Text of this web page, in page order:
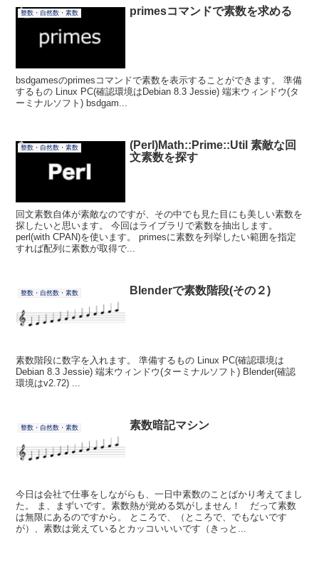
整数・自然数・素数 primesコマンドで素数を求める
bsdgamesのprimesコマンドで素数を表示することができます。 準備
するもの Linux PC(確認環境はDebian 8.3 Jessie) 端末ウィンドウ(タ
ーミナルソフト) bsdgam...
整数・自然数・素数
(Perl)Math::Prime::Util 素敵な回
文素数を探す
回文素数自体が素敵なのですが、その中でも見た目にも美しい素数を
探したいと思います。 今回はライブラリで素数を抽出します。
perl(with CPAN)を使います。 primesに素数を列挙したい範囲を指定
すれば配列に素数が取得で...
整数・自然数・素数 Blenderで素数階段(その２)
素数階段に数字を入れます。 準備するもの Linux PC(確認環境は
Debian 8.3 Jessie) 端末ウィンドウ(ターミナルソフト) Blender(確認
環境はv2.72) ...
整数・自然数・素数 素数暗記マシン
今日は会社で仕事をしながらも、一日中素数のことばかり考えてまし
た。 ま、まずいです。素数熱が覚める気がしません！ だって素数
は無限にあるのですから。 ところで、（ところで、でもないです
が）、素数は覚えているとカッコいいいです（きっと...